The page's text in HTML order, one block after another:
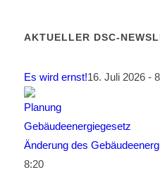
AKTUELLER DSC-
Es wird ernst!16. Juli 2026 -
Änderung des
8:20